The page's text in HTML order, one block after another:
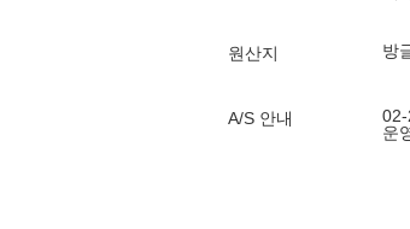
원산지 방
A/S 안내
운